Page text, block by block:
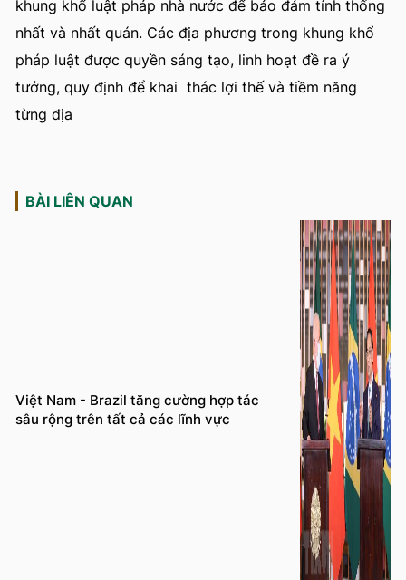
khung khổ luật pháp nhà nước để bảo đảm tính thống
nhất và nhất quán. Các địa phương trong khung khổ
pháp luật được quyền sáng tạo, linh hoạt đề ra ý
tưởng, quy định để khai thác lợi thế và tiềm năng
từng địa
BÀI LIÊN QUAN
Việt Nam - Brazil tăng cường hợp tác
sâu rộng trên tất cả các lĩnh vực